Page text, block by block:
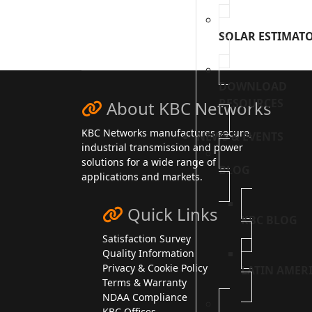
SOLAR
DOWNLOAD
RESOURCES
NEWS & EVENTS
BLOG
KBC BLOG
LATIN
About KBC Networks
KBC Networks manufactures secure,
industrial transmission and power
solutions for a wide range of
applications and markets.
Quick Links
Satisfaction Survey
Quality Information
Privacy & Cookie Policy
Terms & Warranty
NDAA Compliance